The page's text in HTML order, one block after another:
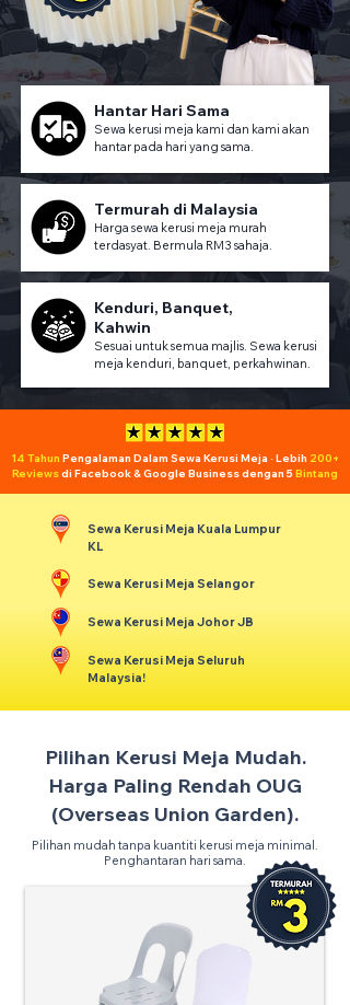
Hantar Hari Sama
Sewa kerusi meja kami dan kami akan
hantar pada hari yang sama.
Termurah di Malaysia
Harga sewa kerusi meja murah
terdasyat. Bermula RM3 sahaja.
Kenduri, Banquet,
Kahwin
Sesuai untuk semua majlis. Sewa kerusi
meja kenduri, banquet, perkahwinan.
14 Tahun Pengalaman Dalam Sewa Kerusi Meja · Lebih 200+
Reviewsdi Facebook & Google Business dengan 5Bintang
Sewa Kerusi Meja Kuala Lumpur
KL
Sewa Kerusi Meja Selangor
Sewa Kerusi Meja Johor JB
Sewa Kerusi Meja Seluruh
Malaysia!
Pilihan Kerusi Meja Mudah.
Harga Paling Rendah OUG
(Overseas Union Garden).
Pilihan mudah tanpa kuantiti kerusi meja minimal.
Penghantaran hari sama.